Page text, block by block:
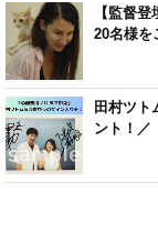
【監督
20名様を
田村ツト
ント！／